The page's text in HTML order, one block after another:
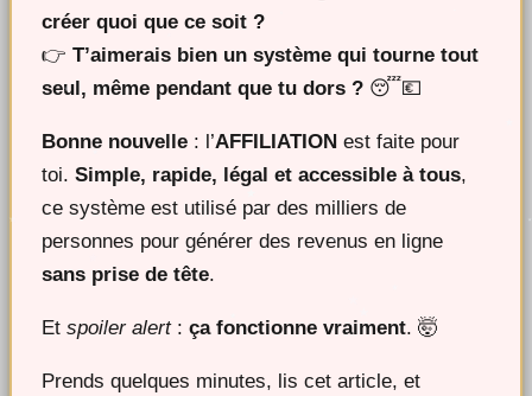
créer quoi que ce soit ?
👉 T’aimerais bien un système qui tourne tout
seul, même pendant que tu dors ? 😴💶
Bonne nouvelle : l’AFFILIATION est faite pour
toi. Simple, rapide, légal et accessible à tous,
ce système est utilisé par des milliers de
personnes pour générer des revenus en ligne
sans prise de tête.
Et spoiler alert: ça fonctionne vraiment. 🤯
Prends quelques minutes, lis cet article, et